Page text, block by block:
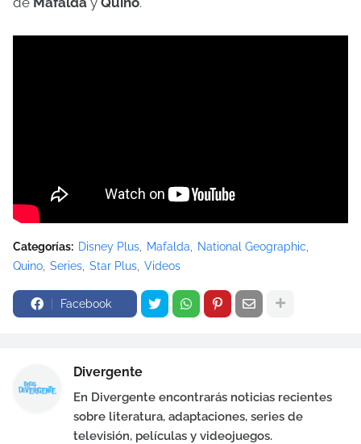
Categorías: Disney Plus Mafalda
National Geographic
Quino Series Star Plus Videos
Facebook
Divergente
En Divergente encontrarás noticias recientes
sobre literatura, adaptaciones, series de
televisión, películas y videojuegos.